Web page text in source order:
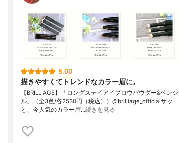
5.00
描きやすくてトレンドなカラー眉に。
【BRILLIAGE】「ロングステイアイブロウパウダー&ペンシ
ル」（全3色/各2530円（税込））@brilliage_officialサッ
と、今人気のカラー眉…続きを見る